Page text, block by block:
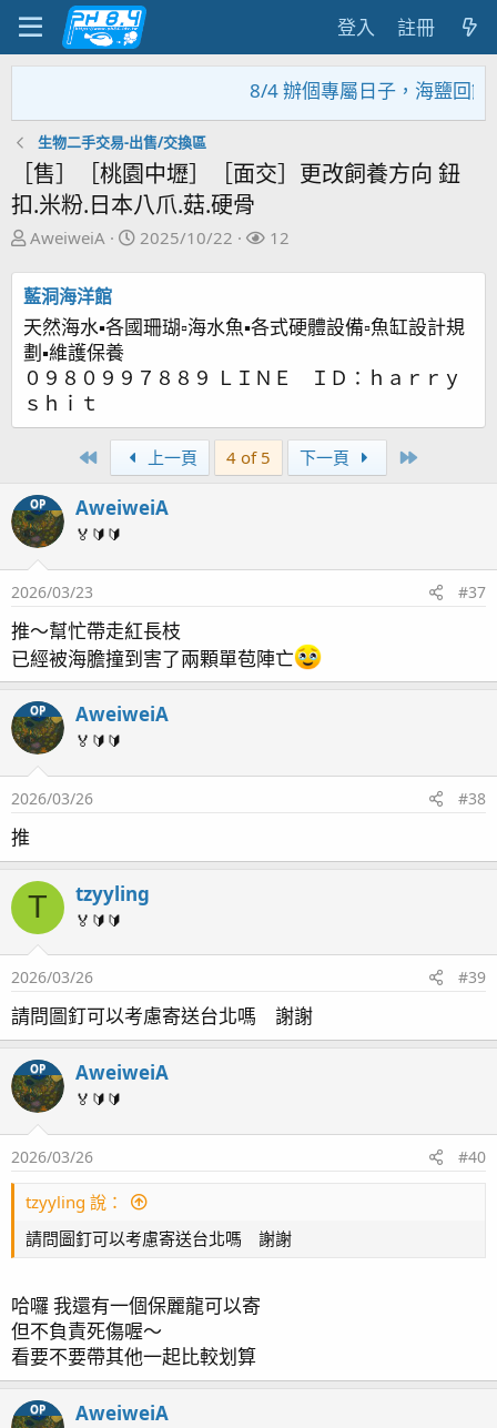
登入 註冊
8/4 辦個專屬日子，海鹽回饋
生物二手交易-出售/交換區
［售］［桃園中壢］［面交］更改飼養方向 鈕
扣.米粉.日本八爪.菇.硬骨
主
發
起
人
AweiweiA
開
2025/10/22
關
12
藍洞海洋館
天然海水▪各國珊瑚▫海水魚▪各式硬體設備▫魚缸設計規
劃▪維護保養
０９８０９９７８８９ ＬＩＮＥ ＩＤ：ｈａｒｒｙ
ｓｈｉｔ
First 上一頁 4 of 5 下一頁
OP AweiweiA
🏅🔰🔰
2026/03/23 #37
推～幫忙帶走紅長枝
已經被海膽撞到害了兩顆單苞陣亡
OP AweiweiA
🏅🔰🔰
2026/03/26 #38
推
T tzyyling
🏅🔰🔰
2026/03/26 #39
請問圖釘可以考慮寄送台北嗎 謝謝
OP AweiweiA
🏅🔰🔰
2026/03/26 #40
tzyyling 說：
請問圖釘可以考慮寄送台北嗎 謝謝
哈囉 我還有一個保麗龍可以寄
但不負責死傷喔～
看要不要帶其他一起比較划算
OP AweiweiA